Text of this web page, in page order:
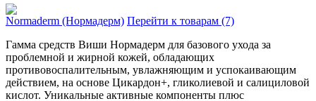
Normaderm (Нормадерм) Перейти к товарам (7)
Гамма средств Виши Нормадерм для базового ухода за
проблемной и жирной кожей, обладающих
противовоспалительным, увлажняющим и успокаивающим
действием, на основе Цикардон+, гликолиевой и салициловой
кислот. Уникальные акти­вные компоненты плюс